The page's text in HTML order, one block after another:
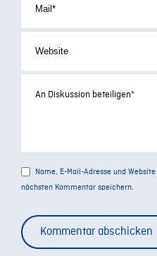
Name, E-Mail-Adresse und
nächsten Kommentar speichern.